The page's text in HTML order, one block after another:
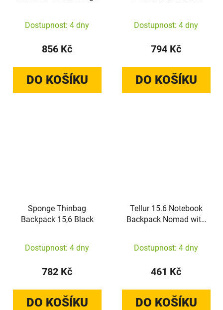
Dostupnost: 4 dny
856 Kč
DO KOŠÍKU
Dostupnost: 4 dny
794 Kč
DO KOŠÍKU
Sponge Thinbag
Backpack 15,6 Black
Dostupnost: 4 dny
782 Kč
DO KOŠÍKU
Tellur 15.6 Notebook
Backpack Nomad with
Dostupnost: 4 dny
461 Kč
DO KOŠÍKU